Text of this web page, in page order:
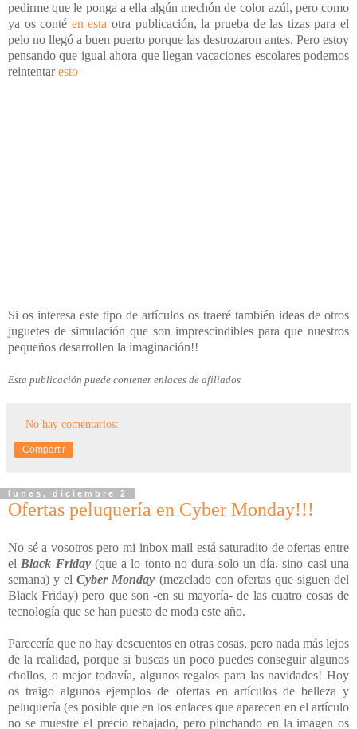
pedirme que le ponga a ella algún mechón de color azúl, pero como
ya os conté en esta otra publicación, la prueba de las tizas para el
pelo no llegó a buen puerto porque las destrozaron antes. Pero estoy
pensando que igual ahora que llegan vacaciones escolares podemos
reintentaresto
Si os interesa este tipo de artículos os traeré también ideas de otros
juguetes de simulación que son imprescindibles para que nuestros
pequeños desarrollen la imaginación!!
Esta publicación puede contener enlaces de afiliados
No hay comentarios:
Compartir
lunes, diciembre 2
Ofertas peluquería en Cyber Monday!!!
No sé a vosotros pero mi inbox mail está saturadito de ofertas entre
el Black Friday(que a lo tonto no dura solo un día, sino casi una
semana) y elCyber Monday (mezclado con ofertas que siguen del
Black Friday) pero que son -en su mayoría- de las cuatro cosas de
tecnología que se han puesto de moda este año.
Parecería que no hay descuentos en otras cosas, pero nada más lejos
de la realidad, porque si buscas un poco puedes conseguir algunos
chollos, o mejor todavía, algunos regalos para las navidades! Hoy
os traigo algunos ejemplos de ofertas en artículos de belleza y
peluquería (es posible que en los enlaces que aparecen en el artículo
no se muestre el precio rebajado, pero pinchando en la imagen os